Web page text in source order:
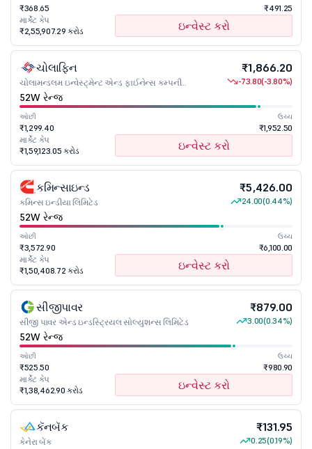
₹368.65
₹491.25
માર્કેટ કેપ
₹2,55,907.29 કરોડ
ઇન્વેસ્ટ કરો
ચોલાફિન
ચોલામન્ડલમ ઇન્વેસ્ટ્મેન્ટ એન્ડ ફાઈનેન્સ કમ્પની
લિમિટેડ
₹1,866.20
-73.80(-3.80%)
52W રેન્જ
ઓછી
₹1,299.40
ઉચ્ચ
₹1,952.50
માર્કેટ કેપ
₹1,59,123.05 કરોડ
ઇન્વેસ્ટ કરો
કમિન્સાઇન્ડ
કમિન્સ ઇન્ડીયા લિમિટેડ
₹5,426.00
24.00(0.44%)
52W રેન્જ
ઓછી
₹3,572.90
ઉચ્ચ
₹6,100.00
માર્કેટ કેપ
₹1,50,408.72 કરોડ
ઇન્વેસ્ટ કરો
સીજીપાવર
સીજી પાવર એન્ડ ઇન્ડસ્ટ્રિયલ સોલ્યુશન્સ લિમિટેડ
₹879.00
3.00(0.34%)
52W રેન્જ
ઓછી
₹525.50
ઉચ્ચ
₹980.90
માર્કેટ કેપ
₹1,38,462.90 કરોડ
ઇન્વેસ્ટ કરો
કૅનબૅક
કેનેરા બેંક
₹131.95
0.25(0.19%)